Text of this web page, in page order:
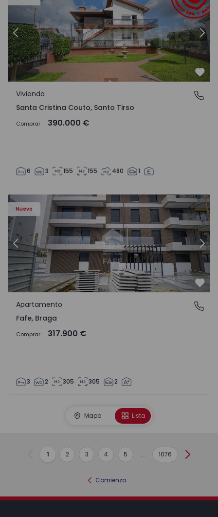
Anterior
Santa Cristina Couto, Santo Tirso
Vivienda
Santa Cristina Couto, Santo Tirso
Comprar 390.000 €
6 3 155 155 480 1
Nuevo
Anterior
Fafe, Braga
Apartamento
Fafe, Braga
Comprar 317.900 €
3 2 305 305 2
Mapa Lista
Anterior
1 2 3 4 5 ... 1076
Comienzo